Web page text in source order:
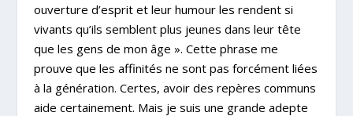
ouverture d’esprit et leur humour les rendent si
vivants qu’ils semblent plus jeunes dans leur tête
que les gens de mon âge ». Cette phrase me
prouve que les affinités ne sont pas forcément liées
à la génération. Certes, avoir des repères communs
aide certainement. Mais je suis une grande adepte